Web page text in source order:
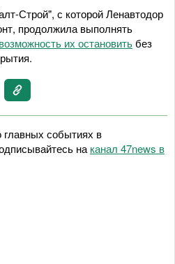
Строй", с которой Ленавтодор
продолжила выполнять
их остановитьбез
событиях в
на канал 47news в